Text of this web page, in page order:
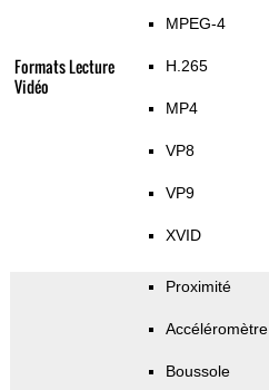
Formats Lecture
Vidéo
MPEG-4
H.265
MP4
VP8
VP9
XVID
Proximité
Accéléromètre
Boussole